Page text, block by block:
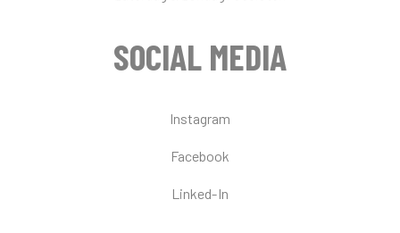
SOCIAL MEDIA
Instagram
Facebook
Linked-In